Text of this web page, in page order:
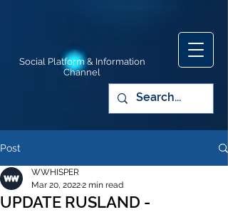
Social Platform & Information
Channel
Post
UPDATE RUSLAND -
WWHISPER
Mar 20, 20222 min read